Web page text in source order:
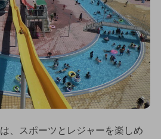
、スポーツとレジャーを楽しめ